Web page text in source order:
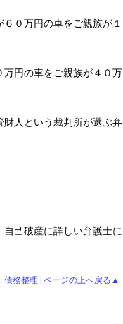
０万円の車をご親族が１
円の車をご親族が４０万
人という裁判所が選ぶ弁
己破産に詳しい弁護士に
債務整理 ページの上へ戻る▲